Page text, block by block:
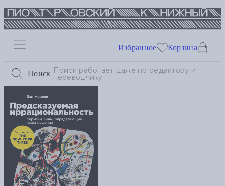
Поиск
Избранное Корзина